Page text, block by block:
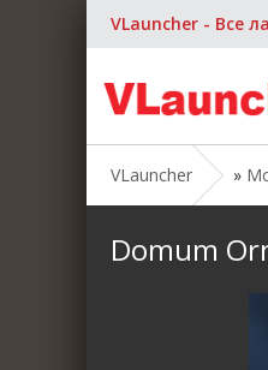
VLauncher - Все
VLauncher »
Domum